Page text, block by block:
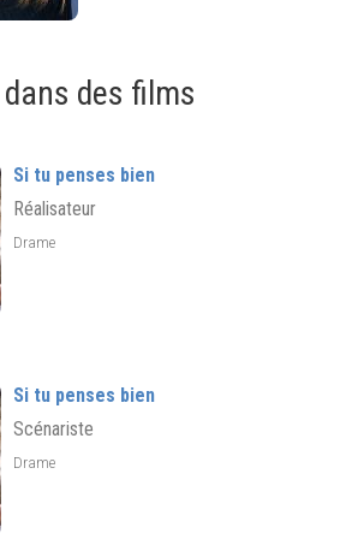
des films
Si tu penses bien
Réalisateur
Drame
Si tu penses bien
Scénariste
Drame